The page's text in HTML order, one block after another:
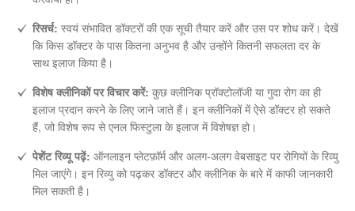
रिसर्च: स्वयं संभावित डॉक्टरों की एक सूची तैयार करें और उस पर शोध करें। देखें
कि किस डॉक्टर के पास कितना अनुभव है और उन्होंने कितनी सफलता दर के
साथ इलाज किया है।
विशेष क्लीनिकों पर विचार करें: कुछ क्लीनिक प्रॉक्टोलॉजी या गुदा रोग का ही
इलाज प्रदान करने के लिए जाने जाते हैं। इन क्लीनिकों में ऐसे डॉक्टर हो सकते
हैं, जो विशेष रूप से एनल फिस्टुला के इलाज में विशेषज्ञ हो।
पेशेंट रिव्यू पढ़ें: ऑनलाइन प्लेटफ़ॉर्म और अलग-अलग वेबसाइट पर रोगियों के रिव्यु
मिल जाएंगे। इन रिव्यु को पढ़कर डॉक्टर और क्लीनिक के बारे में काफी जानकारी
मिल सकती है।